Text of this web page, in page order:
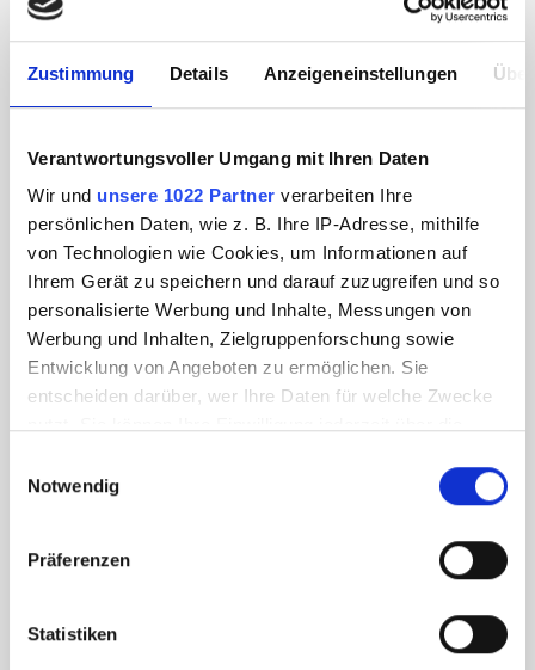
Zustimmung Details Anzeigeneinstellungen
Verantwortungsvoller Umgang mit Ihren Daten
Wir und unsere 1022 Partner verarbeiten Ihre
persönlichen Daten, wie z. B. Ihre IP-Adresse, mithilfe
von Technologien wie Cookies, um Informationen auf
Ihrem Gerät zu speichern und darauf zuzugreifen und so
personalisierte Werbung und Inhalte, Messungen von
Werbung und Inhalten, Zielgruppenforschung sowie
Entwicklung von Angeboten zu ermöglichen. Sie
entscheiden darüber, wer Ihre Daten für welche Zwecke
Trigger Symbol ändern oder widerrufen
Informationen über Ihre geografische Lage
können
Notwendig
Präferenzen
Statistiken